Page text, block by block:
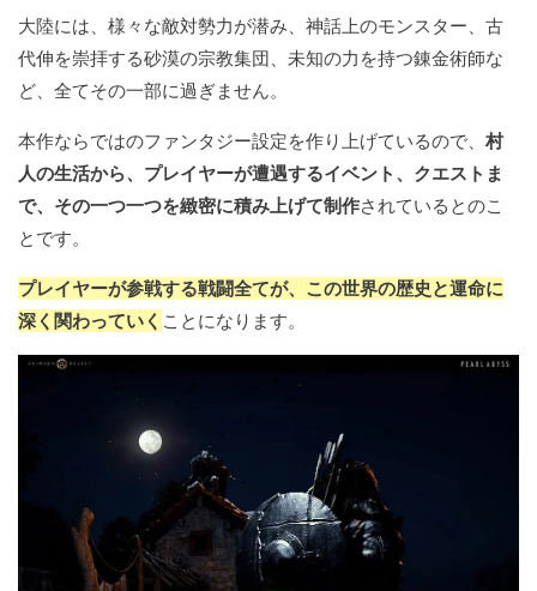
大陸には、様々な敵対勢力が潜み、神話上のモンスター、古
代伸を崇拝する砂漠の宗教集団、未知の力を持つ錬金術師な
ど、全てその一部に過ぎません。
本作ならではのファンタジー設定を作り上げているので、 村
人の生活から、プレイヤーが遭遇するイベント、クエストま
で、その一つ一つを緻密に積み上げて制作されているとのこ
とです。
プレイヤーが参戦する戦闘全てが、この世界の歴史と運命に
深く関わっていく ことになります。